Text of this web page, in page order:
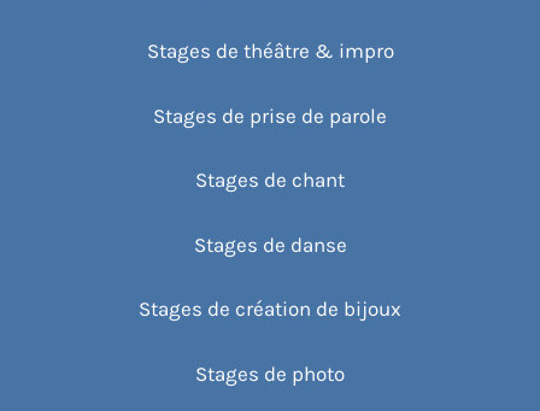
Stages de théâtre & impro
Stages de prise de parole
Stages de chant
Stages de danse
Stages de création de bijoux
Stages de photo